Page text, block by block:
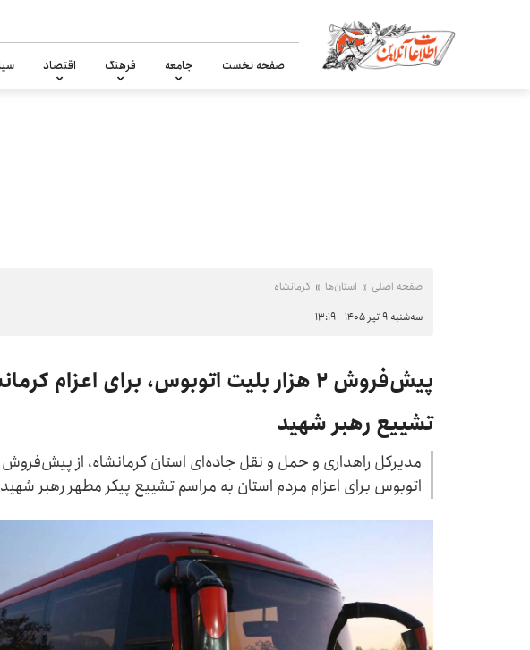
صفحه نخست جامعه فرهنگ اقتصاد
صفحه اصلی استان‌ها کرمانشاه
سه‌شنبه ۹ تیر ۱۴۰۵ - ۱۳:۱۹
پیش‌فروش ۲ هزار بلیت اتوبوس، برای اعزام
تشییع رهبر شهید
اتوبوس برای اعزام مردم استان به مراسم تشییع پیکر مطهر رهبر شهید